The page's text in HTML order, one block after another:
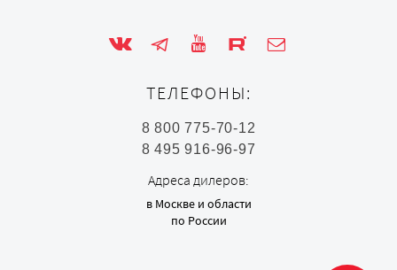
ТЕЛЕФОНЫ:
8 800 775-70-12
8 495 916-96-97
Адреса дилеров:
в Москве и области
по России